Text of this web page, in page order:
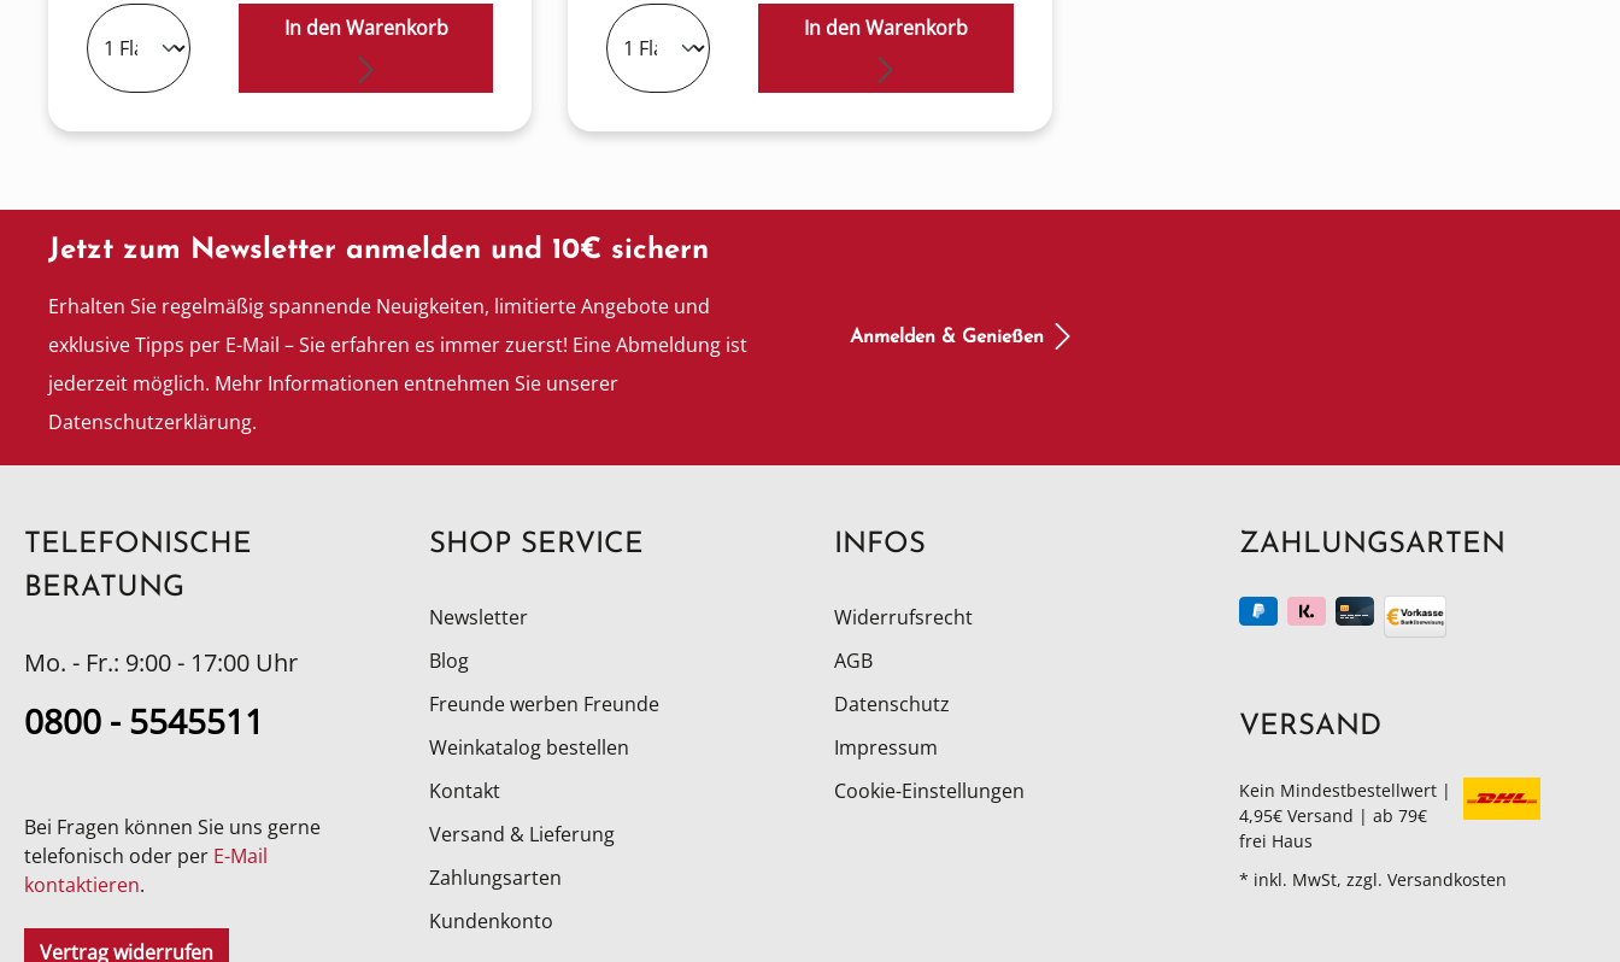
In den Warenkorb In den Warenkorb
Jetzt zum Newsletter anmelden und 10€ sichern
Erhalten Sie regelmäßig spannende Neuigkeiten, limitierte Angebote und
exklusive Tipps per E-Mail – Sie erfahren es immer zuerst! Eine Abmeldung ist
jederzeit möglich. Mehr Informationen entnehmen Sie unserer
Datenschutzerklärung.
Anmelden & Genießen
TELEFONISCHE
BERATUNG
Mo. - Fr.: 9:00 - 17:00 Uhr
0800 - 5545511
Bei Fragen können Sie uns gerne
telefonisch oder per E-Mail
kontaktieren.
Vertrag widerrufen
SHOP SERVICE
Newsletter
Blog
Freunde werben Freunde
Weinkatalog bestellen
Kontakt
Versand & Lieferung
Zahlungsarten
Kundenkonto
INFOS
Widerrufsrecht
AGB
Datenschutz
Impressum
Cookie-Einstellungen
ZAHLUNGSARTEN
VERSAND
Kein Mindestbestellwert |
4,95€ Versand | ab 79€
frei Haus
* inkl. MwSt, zzgl. Versandkosten